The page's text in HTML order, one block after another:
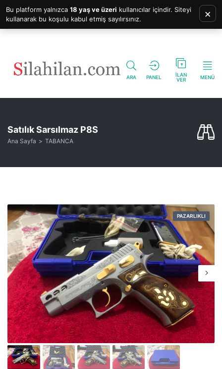
ARA PANEL
İLAN
VER
MENÜ
Satılık Sarsılmaz P8S
Ana Sayfa TABANCA
PAZARLIKLI
Bu platform yalnızca 18 yaş ve üzeri kullanıcılar içindir. Siteyi
kullanarak bu koşulu kabul etmiş sayılırsınız.
×